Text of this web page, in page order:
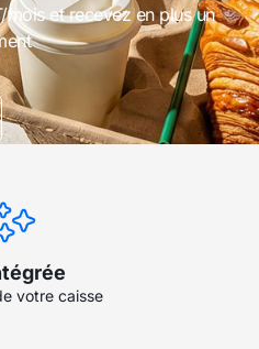
et recevez en plus un
votre caisse